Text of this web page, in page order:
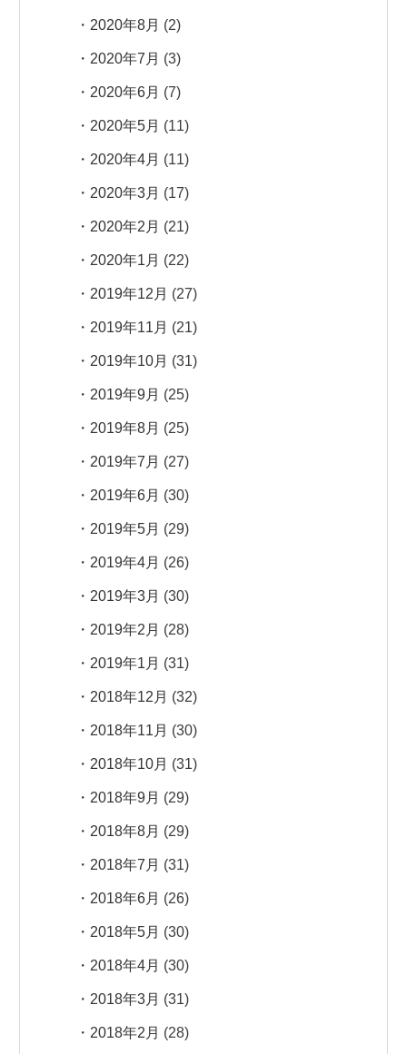
2020年8月 (2)
2020年7月 (3)
2020年6月 (7)
2020年5月 (11)
2020年4月 (11)
2020年3月 (17)
2020年2月 (21)
2020年1月 (22)
2019年12月 (27)
2019年11月 (21)
2019年10月 (31)
2019年9月 (25)
2019年8月 (25)
2019年7月 (27)
2019年6月 (30)
2019年5月 (29)
2019年4月 (26)
2019年3月 (30)
2019年2月 (28)
2019年1月 (31)
2018年12月 (32)
2018年11月 (30)
2018年10月 (31)
2018年9月 (29)
2018年8月 (29)
2018年7月 (31)
2018年6月 (26)
2018年5月 (30)
2018年4月 (30)
2018年3月 (31)
2018年2月 (28)